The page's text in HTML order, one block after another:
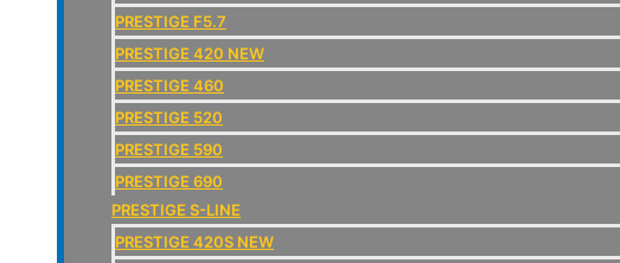
PRESTIGE F5.7
PRESTIGE 420 NEW
PRESTIGE 460
PRESTIGE 520
PRESTIGE 590
PRESTIGE 690
PRESTIGE S-LINE
PRESTIGE 420S NEW